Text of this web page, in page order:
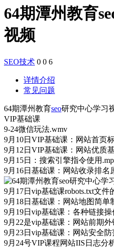
64期潭州教育
视频
SEO技术 0 0 6
详情介绍
常见问题
64期潭州教育seo研究中心学习
VIP基础课
9-24微信玩法.wmv
9月10日VIP基础课：网站首页
9月12日VIP基础课：网站优质
9月15日：搜索引擎指令使用
9月16日基础课：网站收录排名
9月17日vip基础课robots.txt文件
9月18日基础课：网站地图简单
9月19日vip基础课：各种链接
9月22是vip基础课：网站前期
9月23日vip基础课：网站安全
9月24号VIP课程网站IIS日志分